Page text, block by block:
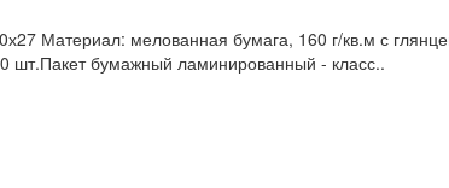
Материал: мелованная бумага, 160 г/кв.м с
шт.Пакет бумажный ламинированный - класс..